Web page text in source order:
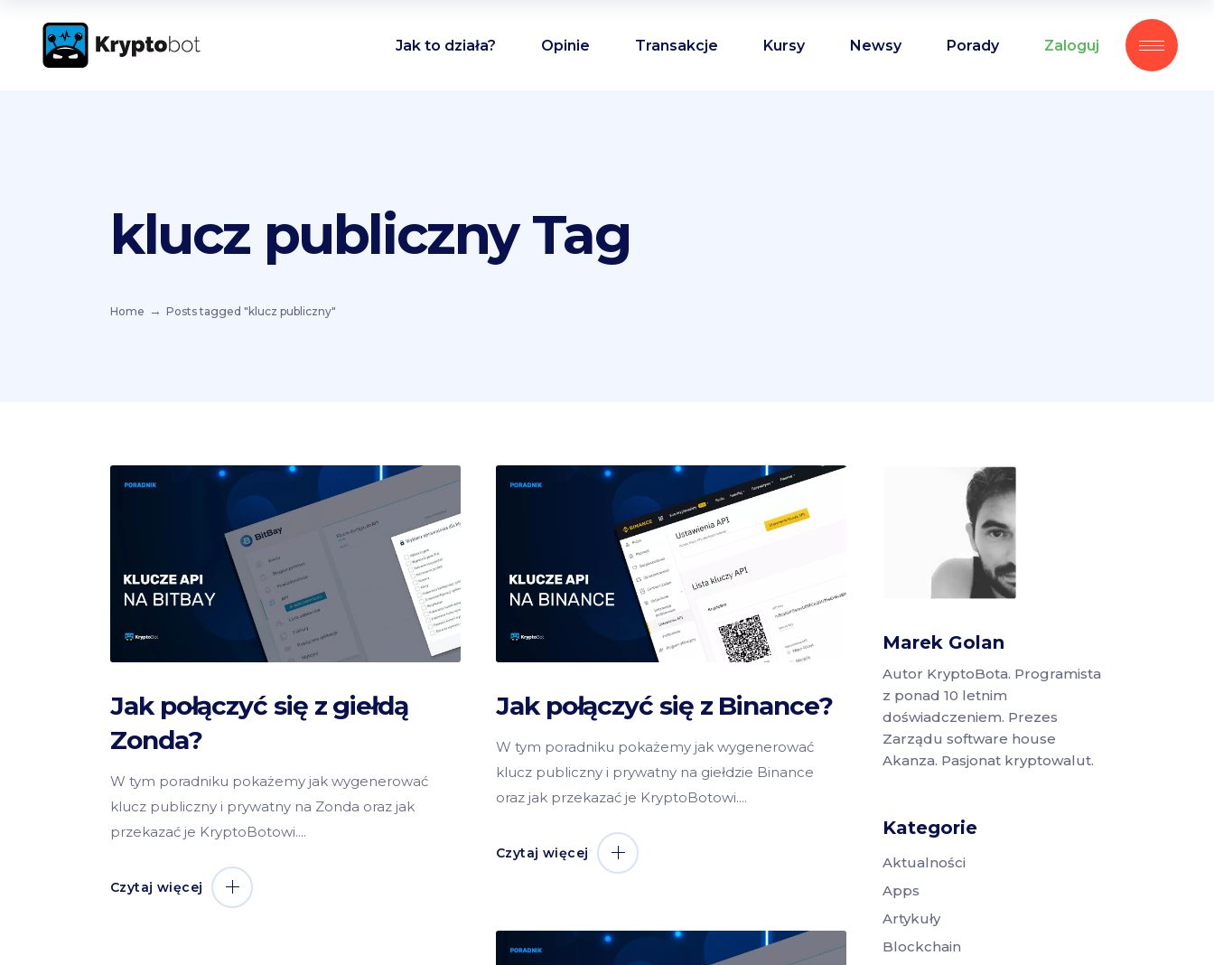
Jak to działa? Opinie Transakcje Kursy Newsy Porady Zaloguj
klucz publiczny Tag
Home Posts tagged "klucz publiczny"
Jak połączyć się z giełdą
Zonda?
W tym poradniku pokażemy jak wygenerować
klucz publiczny i prywatny na Zonda oraz jak
przekazać je KryptoBotowi.
Czytaj więcej
Jak połączyć się z Binance?
W tym poradniku pokażemy jak wygenerować
klucz publiczny i prywatny na giełdzie Binance
oraz jak przekazać je KryptoBotowi.
Czytaj więcej
Marek Golan
Autor KryptoBota. Programista
z ponad 10 letnim
doświadczeniem. Prezes
Zarządu software house
Akanza. Pasjonat kryptowalut.
Kategorie
Aktualności
Apps
Artykuły
Blockchain